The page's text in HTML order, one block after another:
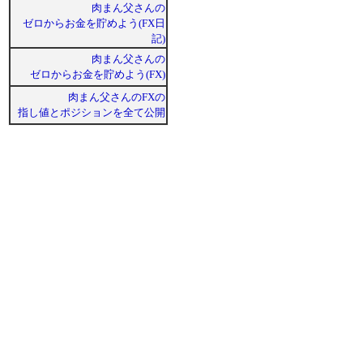
肉まん父さんの
ゼロからお金を貯めよう(FX日
記)
肉まん父さんの
ゼロからお金を貯めよう(FX)
肉まん父さんのFXの
指し値とポジションを全て公開